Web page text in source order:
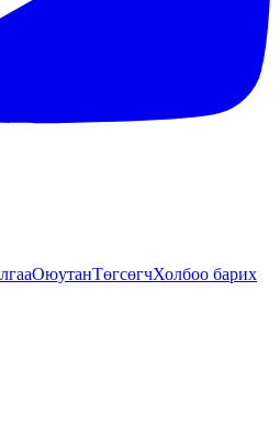
ОюутанТөгсөгчХолбоо барих